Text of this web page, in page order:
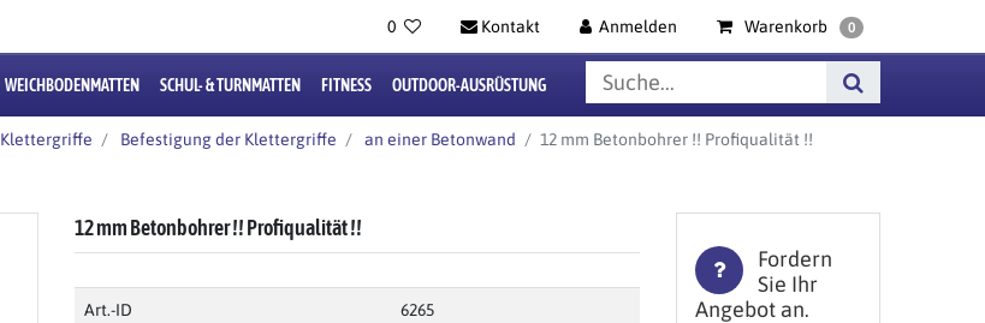
0 Kontakt Anmelden Warenkorb 0
WEICHBODENMATTEN SCHUL- & TURNMATTEN FITNESS OUTDOOR-AUSRÜSTUNG
Klettergriffe Befestigung der Klettergriffe an einer Betonwand 12 mm Betonbohrer !! Profiqualität !!
12 mm Betonbohrer !! Profiqualität !!
Art.-ID 6265
Fordern
Sie Ihr
Angebot an.